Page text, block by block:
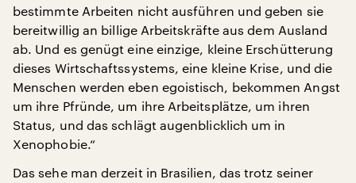
bestimmte Arbeiten nicht ausführen und geben sie
bereitwillig an billige Arbeitskräfte aus dem Ausland
ab. Und es genügt eine einzige, kleine Erschütterung
dieses Wirtschaftssystems, eine kleine Krise, und die
Menschen werden eben egoistisch, bekommen Angst
um ihre Pfründe, um ihre Arbeitsplätze, um ihren
Status, und das schlägt augenblicklich um in
Xenophobie.“
Das sehe man derzeit in Brasilien, das trotz seiner